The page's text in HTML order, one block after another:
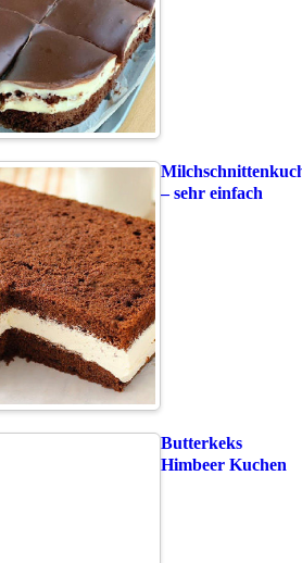
– sehr einfach
Butterkeks
Himbeer Kuchen